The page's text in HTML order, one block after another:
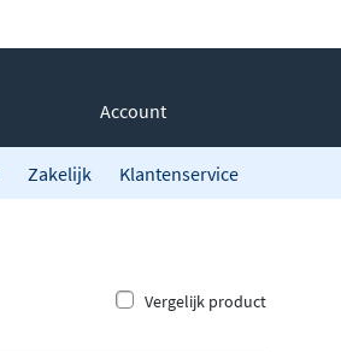
Account
Zakelijk Klantenservice
Vergelijk product